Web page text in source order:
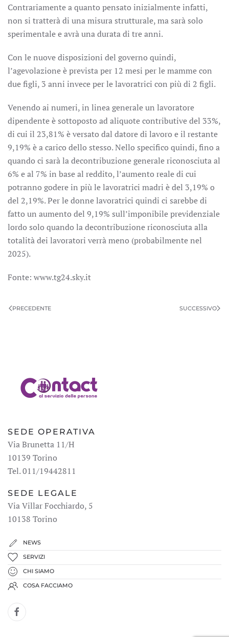
Contrariamente a quanto pensato inizialmente infatti,
non si tratterà di una misura strutturale, ma sarà solo
sperimentale e avrà una durata di tre anni.
Con le nuove disposizioni del governo quindi,
l’agevolazione è prevista per 12 mesi per le mamme con
due figli, 3 anni invece per le lavoratrici con più di 2 figli.
Venendo ai numeri, in linea generale un lavoratore
dipendente è sottoposto ad aliquote contributive del 33%,
di cui il 23,81% è versato dal datore di lavoro e il restante
9,19% è a carico dello stesso. Nello specifico quindi, fino a
quando ci sarà la decontribuzione generale riconosciuta al
6% e al 7% in base al reddito, l’aumento reale di cui
potranno godere in più le lavoratrici madri è del 3,19% o
del 2,19%. Per le donne lavoratrici quindi ci sarebbe di
fatto un aumento del 9,19% sull’imponibile previdenziale
lordo solo quando la decontribuzione riconosciuta alla
totalità dei lavoratori verrà meno (probabilmente nel
2025).
Fonte: www.tg24.sky.it
PRECEDENTE SUCCESSIVO
SEDE OPERATIVA
Via Brunetta 11/H
10139 Torino
Tel. 011/19442811
SEDE LEGALE
Via Villar Focchiardo, 5
10138 Torino
NEWS
SERVIZI
CHI SIAMO
COSA FACCIAMO